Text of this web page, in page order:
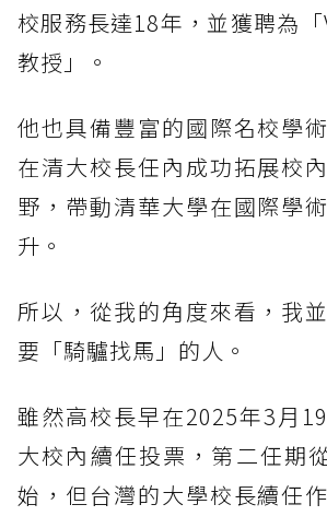
校服務長達18年，並獲聘為
教授」。
他也具備豐富的國際名校學
在清大校長任內成功拓展校
野，帶動清華大學在國際學
升。
所以，從我的角度來看，我
要「騎驢找馬」的人。
雖然高校長早在2025年3月
大校內續任投票，第二任期
始，但台灣的大學校長續任